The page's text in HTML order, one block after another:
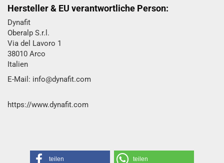
Hersteller & EU verantwortliche Person:
Dynafit
Oberalp S.r.l.
Via del Lavoro 1
38010 Arco
Italien
E-Mail: info@dynafit.com
https://www.dynafit.com
teilen teilen